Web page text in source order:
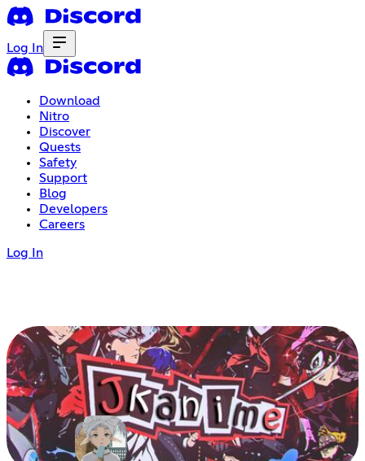
Log In
Download
Nitro
Discover
Quests
Safety
Support
Blog
Developers
Careers
Log In